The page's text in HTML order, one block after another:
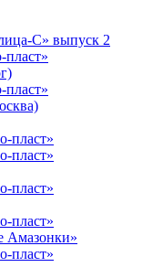
С» выпуск 2
пласт»
пласт»
пласт»
пласт»
Амазонки»
пласт»